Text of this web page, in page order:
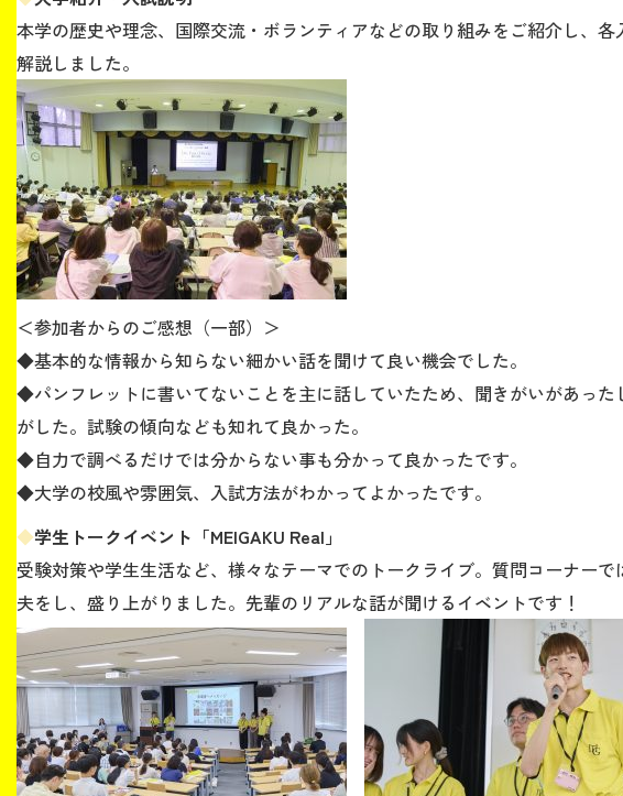
2026年9月入学者向け 新入生サイト
MGグッズ オンラインショップ
（外部サイト）
本学の歴史や理念、国際交流・ボランティアなどの取り組みをご紹介し、
解説しました。
＜参加者からのご感想（一部）＞
◆基本的な情報から知らない細かい話を聞けて良い機会でした。
◆パンフレットに書いてないことを主に話していたため、聞きがいがあっ
がした。試験の傾向なども知れて良かった。
◆自力で調べるだけでは分からない事も分かって良かったです。
◆大学の校風や雰囲気、入試方法がわかってよかったです。
◆学生トークイベント「MEIGAKU Real」
受験対策や学生生活など、様々なテーマでのトークライブ。質問コーナー
夫をし、盛り上がりました。先輩のリアルな話が聞けるイベントです！